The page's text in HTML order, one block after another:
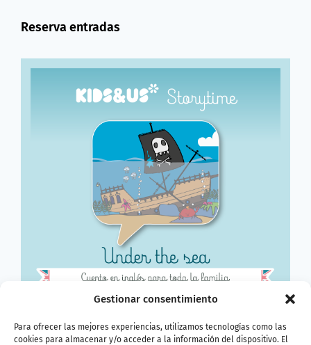
Gestionar consentimiento
Para ofrecer las mejores experiencias, utilizamos tecnologías como las
cookies para almacenar y/o acceder a la información del dispositivo. El
Reserva entradas